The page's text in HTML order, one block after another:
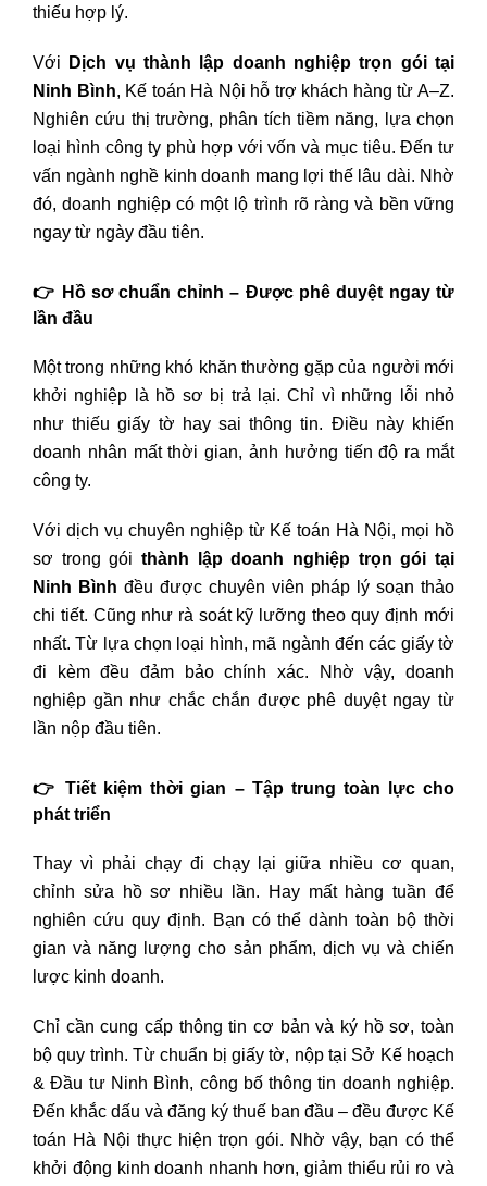
thiếu hợp lý.
Với
Dịch vụ thành lập doanh nghiệp trọn gói tại
Ninh Bình, Kế toán Hà Nội hỗ trợ khách hàng từ A–Z.
Nghiên cứu thị trường, phân tích tiềm năng, lựa chọn
loại hình công ty phù hợp với vốn và mục tiêu. Đến tư
vấn ngành nghề kinh doanh mang lợi thế lâu dài. Nhờ
đó, doanh nghiệp có một lộ trình rõ ràng và bền vững
ngay từ ngày đầu tiên.
👉 Hồ sơ chuẩn chỉnh – Được phê duyệt ngay từ
lần đầu
Một trong những khó khăn thường gặp của người mới
khởi nghiệp là hồ sơ bị trả lại. Chỉ vì những lỗi nhỏ
như thiếu giấy tờ hay sai thông tin. Điều này khiến
doanh nhân mất thời gian, ảnh hưởng tiến độ ra mắt
công ty.
Với dịch vụ chuyên nghiệp từ Kế toán Hà Nội, mọi hồ
sơ trong gói thành lập doanh nghiệp trọn gói tại
Ninh Bình đều được chuyên viên pháp lý soạn thảo
chi tiết. Cũng như rà soát kỹ lưỡng theo quy định mới
nhất. Từ lựa chọn loại hình, mã ngành đến các giấy tờ
đi kèm đều đảm bảo chính xác. Nhờ vậy, doanh
nghiệp gần như chắc chắn được phê duyệt ngay từ
lần nộp đầu tiên.
👉 Tiết kiệm thời gian – Tập trung toàn lực cho
phát triển
Thay vì phải chạy đi chạy lại giữa nhiều cơ quan,
chỉnh sửa hồ sơ nhiều lần. Hay mất hàng tuần để
nghiên cứu quy định. Bạn có thể dành toàn bộ thời
gian và năng lượng cho sản phẩm, dịch vụ và chiến
lược kinh doanh.
Chỉ cần cung cấp thông tin cơ bản và ký hồ sơ, toàn
bộ quy trình. Từ chuẩn bị giấy tờ, nộp tại Sở Kế hoạch
& Đầu tư Ninh Bình, công bố thông tin doanh nghiệp.
Đến khắc dấu và đăng ký thuế ban đầu – đều được Kế
toán Hà Nội thực hiện trọn gói. Nhờ vậy, bạn có thể
khởi động kinh doanh nhanh hơn, giảm thiểu rủi ro và